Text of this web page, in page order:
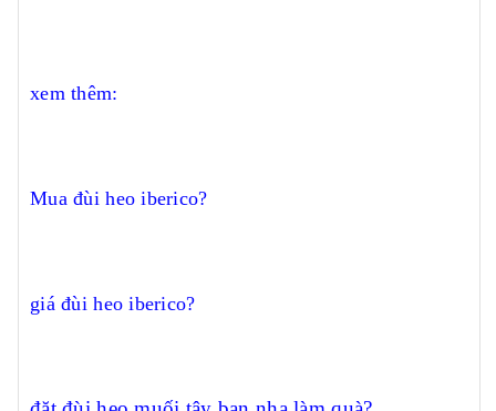
xem thêm:
Mua đùi heo iberico?
giá đùi heo iberico?